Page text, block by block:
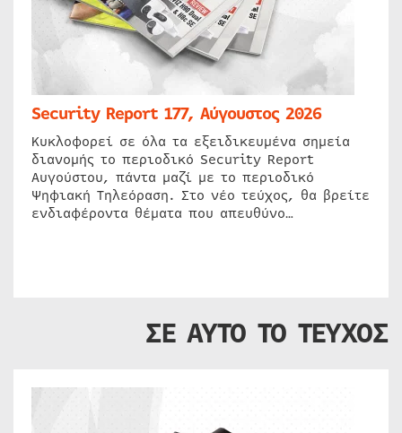
Security Report 177, Αύγουστος 2026
Κυκλοφορεί σε όλα τα εξειδικευμένα σημεία
διανομής το περιοδικό Security Report
Αυγούστου, πάντα μαζί με το περιοδικό
Ψηφιακή Τηλεόραση. Στο νέο τεύχος, θα βρείτε
ενδιαφέροντα θέματα που απευθύνο…
ΣΕ ΑΥΤΟ ΤΟ ΤΕΥΧΟΣ